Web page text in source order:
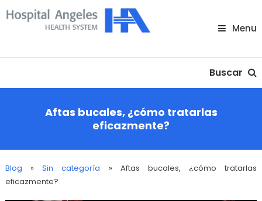
Skip
To
Menu
Buscar
Aftas bucales, ¿cómo tratarlas
eficazmente?
Blog »Sin categoría » Aftas bucales, ¿cómo tratarlas
eficazmente?